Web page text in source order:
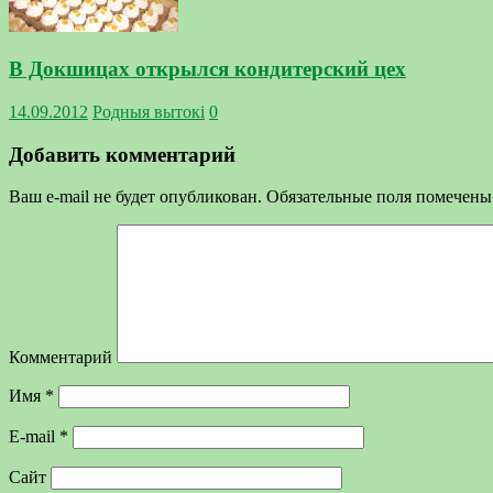
В Докшицах открылся кондитерский цех
14.09.2012 Родныя вытокi 0
Добавить комментарий
Ваш e-mail не будет опубликован. Обязательные поля
Комментарий
Имя *
E-mail *
Сайт